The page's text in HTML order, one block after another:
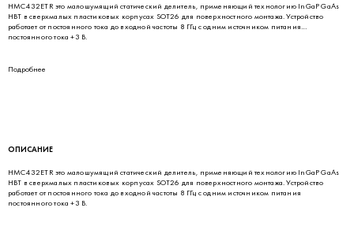
HMC432ETR это малошумящий статический делитель, применяющий технологию InGaP GaAs
HBT в сверхмалых пластиковых корпусах SOT26 для поверхностного монтажа. Устройство
работает от постоянного тока до входной частоты 8 ГГц с одним источником питания
постоянного тока +3 В.
Подробнее
ОПИСАНИЕ
HMC432ETR это малошумящий статический делитель, применяющий технологию InGaP GaAs
HBT в сверхмалых пластиковых корпусах SOT26 для поверхностного монтажа. Устройство
работает от постоянного тока до входной частоты 8 ГГц с одним источником питания
постоянного тока +3 В.